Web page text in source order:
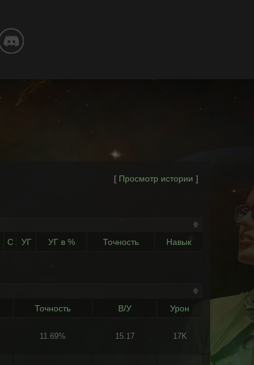
[ Просмотр истории ]
С УГ УГ в % Точность Навык
Точность В/У Урон
11.69% 15.17 17K